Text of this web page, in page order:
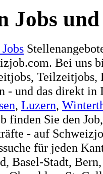
Jobs
Bei uns
Teilzeitjobs,
- und das direkt in
, Luzern,
finden Sie den
- auf
für jeden
Basel-Stadt,